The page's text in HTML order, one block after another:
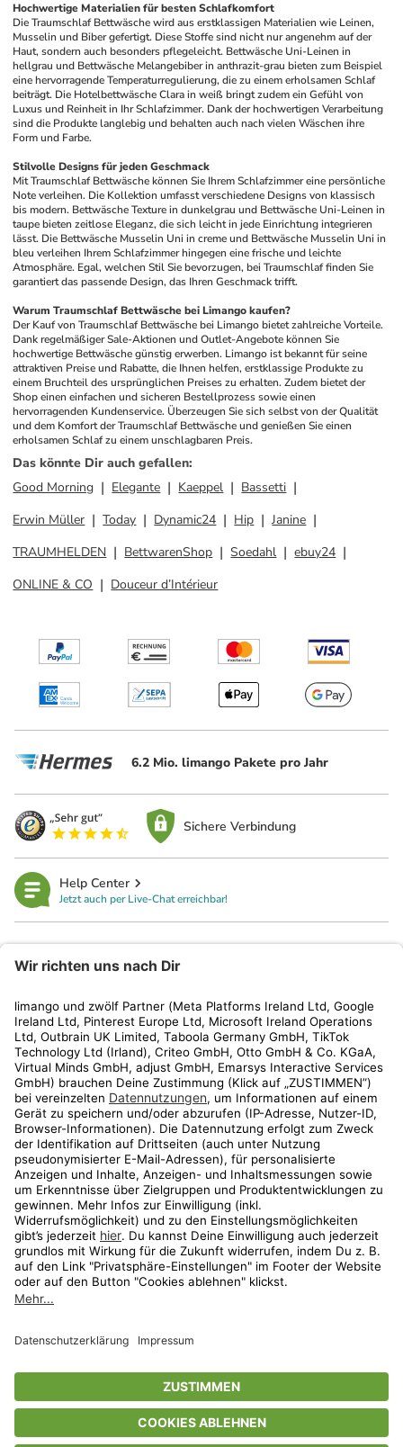
Hochwertige Materialien für besten Schlafkomfort
Die Traumschlaf Bettwäsche wird aus erstklassigen Materialien wie Leinen,
Musselin und Biber gefertigt. Diese Stoffe sind nicht nur angenehm auf der
Haut, sondern auch besonders pflegeleicht. Bettwäsche Uni-Leinen in
hellgrau und Bettwäsche Melangebiber in anthrazit-grau bieten zum Beispiel
eine hervorragende Temperaturregulierung, die zu einem erholsamen Schlaf
beiträgt. Die Hotelbettwäsche Clara in weiß bringt zudem ein Gefühl von
Luxus und Reinheit in Ihr Schlafzimmer. Dank der hochwertigen Verarbeitung
sind die Produkte langlebig und behalten auch nach vielen Wäschen ihre
Form und Farbe.
Stilvolle Designs für jeden Geschmack
Mit Traumschlaf Bettwäsche können Sie Ihrem Schlafzimmer eine persönliche
Note verleihen. Die Kollektion umfasst verschiedene Designs von klassisch
bis modern. Bettwäsche Texture in dunkelgrau und Bettwäsche Uni-Leinen in
taupe bieten zeitlose Eleganz, die sich leicht in jede Einrichtung integrieren
lässt. Die Bettwäsche Musselin Uni in creme und Bettwäsche Musselin Uni in
bleu verleihen Ihrem Schlafzimmer hingegen eine frische und leichte
Atmosphäre. Egal, welchen Stil Sie bevorzugen, bei Traumschlaf finden Sie
garantiert das passende Design, das Ihren Geschmack trifft.
Warum Traumschlaf Bettwäsche bei Limango kaufen?
Der Kauf von Traumschlaf Bettwäsche bei Limango bietet zahlreiche Vorteile.
Dank regelmäßiger Sale-Aktionen und Outlet-Angebote können Sie
hochwertige Bettwäsche günstig erwerben. Limango ist bekannt für seine
attraktiven Preise und Rabatte, die Ihnen helfen, erstklassige Produkte zu
einem Bruchteil des ursprünglichen Preises zu erhalten. Zudem bietet der
Shop einen einfachen und sicheren Bestellprozess sowie einen
hervorragenden Kundenservice. Überzeugen Sie sich selbst von der Qualität
und dem Komfort der Traumschlaf Bettwäsche und genießen Sie einen
erholsamen Schlaf zu einem unschlagbaren Preis.
Das könnte Dir auch gefallen:
Good Morning
Elegante Kaeppel
Bassetti
Erwin Müller
Today Dynamic24 Hip
Janine
TRAUMHELDEN
BettwarenShop Soedahl
ebuy24
ONLINE & CO
Douceur d’Intérieur
6.2 Mio. limango Pakete pro Jahr
Sichere Verbindung
Help Center
Jetzt auch per Live-Chat erreichbar!
Kundenservice
Shop
Aktionen
Travel
* Streichpreise entsprechen der unverbindlichen Preisempfehlung des
Herstellers. Prozentangaben beziehen sich auf den Streichpreis.